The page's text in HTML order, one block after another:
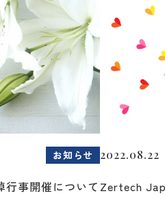
お知らせ
行事開催について
2022.08.22
Zertech